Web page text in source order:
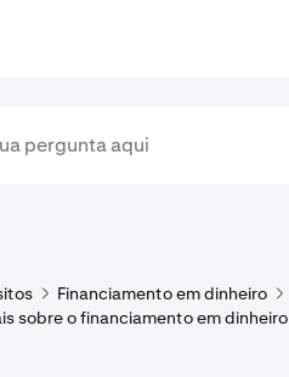
Financiamento em dinheiro
sobre o financiamento em dinheiro